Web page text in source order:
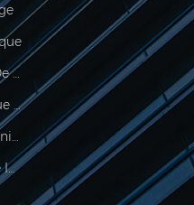
Imperméable 150kg Indicateur De Pesée
Indicateur De Pesage Électronique De Traitement De La Nourriture
500g Échelle De Palmier Électronique Pour Peser Des Bijoux
Échelle De Poids De Plate-Forme Imperméable Électronique À Vendre